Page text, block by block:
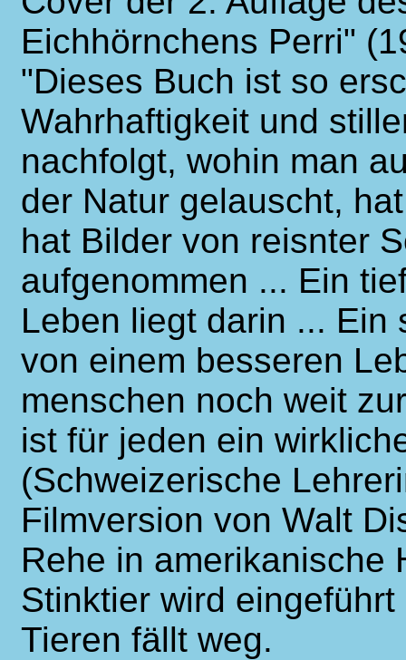
Eichhörnchens Perri"
"Dieses Buch ist so
Wahrhaftigkeit und
nachfolgt, wohin man
der Natur gelauscht,
hat Bilder von reisnter
aufgenommen ... Ein
Leben liegt darin ... Ein
von einem besseren
menschen noch weit
ist für jeden ein
(Schweizerische
Filmversion von Walt
Rehe in amerikanische
Stinktier wird
Tieren fällt weg.